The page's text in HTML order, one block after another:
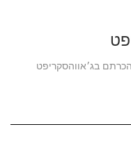
בג׳אווהסקריפט